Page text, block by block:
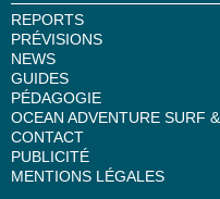
REPORTS
PRÉVISIONS
NEWS
GUIDES
PÉDAGOGIE
OCEAN ADVENTURE SURF
CONTACT
PUBLICITÉ
MENTIONS LÉGALES